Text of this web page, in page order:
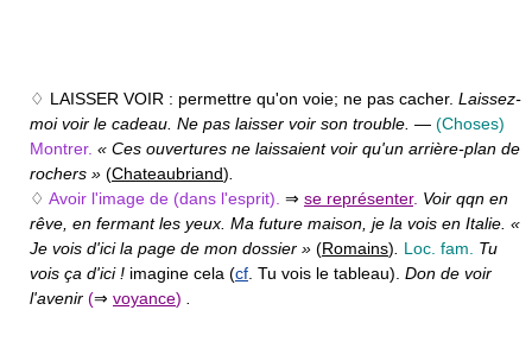
♢ LAISSER VOIR : permettre qu'on voie; ne pas cacher. Laissez-
moi voir le cadeau. Ne pas laisser voir son trouble. — (Choses)
Montrer. « Ces ouvertures ne laissaient voir qu'un arrière-plan de
rochers » (Chateaubriand)
♢ Avoir l'image de (dans l'esprit). ⇒ se représenter. Voir qqn en
rêve, en fermant les yeux. Ma future maison, je la vois en Italie. «
Je vois d'ici la page de mon dossier » (Romains) Loc. fam.
Tu
vois ça d'ici ! imagine cela (cf . Tu vois le tableau). Don de voir
l'avenir (⇒ voyance)